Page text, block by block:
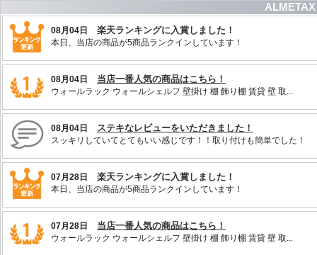
08月04日 楽天ランキングに入賞しました！
本日、当店の商品が5商品ランクインしています！
08月04日 当店一番人気の商品はこちら！
ウォールラック ウォールシェルフ 壁掛け 棚 飾り棚 賃貸 壁 取...
08月04日 ステキなレビューをいただきました！
スッキリしていてとてもいい感じです！！取り付けも簡単でした！
07月28日 楽天ランキングに入賞しました！
本日、当店の商品が5商品ランクインしています！
07月28日 当店一番人気の商品はこちら！
ウォールラック ウォールシェルフ 壁掛け 棚 飾り棚 賃貸 壁 取...